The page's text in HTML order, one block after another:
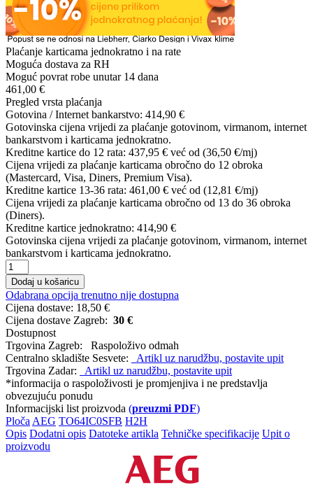
Plaćanje karticama jednokratno i na rate
Moguća dostava za RH
Moguć povrat robe unutar 14 dana
461,00 €
Pregled vrsta plaćanja
Gotovina / Internet bankarstvo: 414,90 €
Gotovinska cijena vrijedi za plaćanje gotovinom, virmanom, internet
bankarstvom i karticama jednokratno.
Kreditne kartice do 12 rata: 437,95 € već od (36,50 €/mj)
Cijena vrijedi za plaćanje karticama obročno do 12 obroka
(Mastercard, Visa, Diners, Premium Visa).
Kreditne kartice 13-36 rata: 461,00 € već od (12,81 €/mj)
Cijena vrijedi za plaćanje karticama obročno od 13 do 36 obroka
(Diners).
Kreditne kartice jednokratno: 414,90 €
Gotovinska cijena vrijedi za plaćanje gotovinom, virmanom, internet
bankarstvom i karticama jednokratno.
Dodaj u košaricu
Odabrana opcija trenutno nije dostupna
Cijena dostave: 18,50 €
Cijena dostave Zagreb: 30 €
Dostupnost
Trgovina Zagreb:
Raspoloživo odmah
Centralno skladište Sesvete:
Artikl uz narudžbu, postavite upit
Trgovina Zadar:
Artikl uz narudžbu, postavite upit
*informacija o raspoloživosti je promjenjiva i ne predstavlja
obvezujuću ponudu
Informacijski list proizvoda (preuzmi PDF)
Ploča AEG TO64IC0SFB H2H
Opis Dodatni opis Datoteke artikla Tehničke specifikacije Upit o
proizvodu